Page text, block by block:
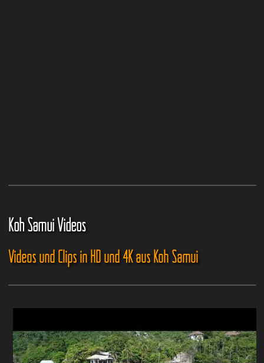
Koh Samui Videos
Videos und Clips in HD und 4K aus Koh Samui